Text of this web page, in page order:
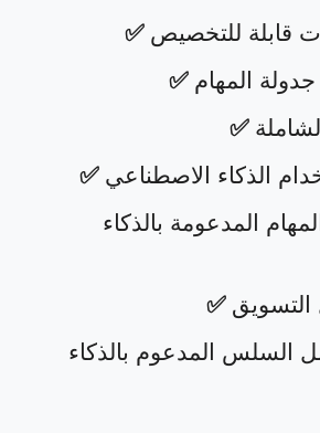
قابلة للتخصيص ✅
المهام ✅
✅
الذكاء الاصطناعي ✅
المدعومة بالذكاء
التسويق ✅
السلس المدعوم بالذكاء